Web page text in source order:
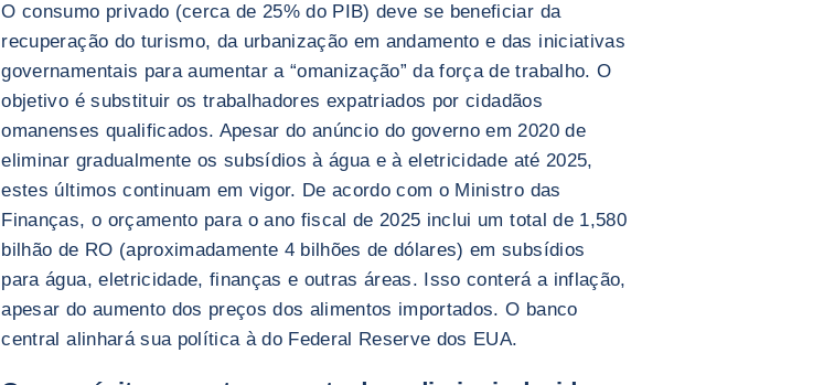
O consumo privado (cerca de 25% do PIB) deve se beneficiar da
recuperação do turismo, da urbanização em andamento e das iniciativas
governamentais para aumentar a “omanização” da força de trabalho. O
objetivo é substituir os trabalhadores expatriados por cidadãos
omanenses qualificados. Apesar do anúncio do governo em 2020 de
eliminar gradualmente os subsídios à água e à eletricidade até 2025,
estes últimos continuam em vigor. De acordo com o Ministro das
Finanças, o orçamento para o ano fiscal de 2025 inclui um total de 1,580
bilhão de RO (aproximadamente 4 bilhões de dólares) em subsídios
para água, eletricidade, finanças e outras áreas. Isso conterá a inflação,
apesar do aumento dos preços dos alimentos importados. O banco
central alinhará sua política à do Federal Reserve dos EUA.